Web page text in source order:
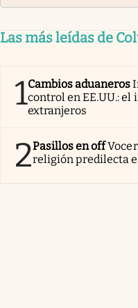
Las más leídas de
1Cambios aduaneros
control en EE.UU.:
extranjeros
2Pasillos en off
religión predilecta